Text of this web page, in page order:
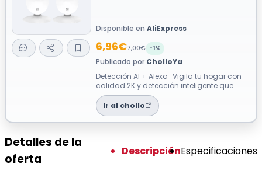
Disponible enAliExpress
6,96€7,00€ -1%
Publicado por CholloYa
Detección AI + Alexa · Vigila tu hogar con
calidad 2K y detección inteligente que
reduce falsas alarmas de personas v...
Ir al chollo
Detalles de la
oferta
DescripciónEspecificaciones